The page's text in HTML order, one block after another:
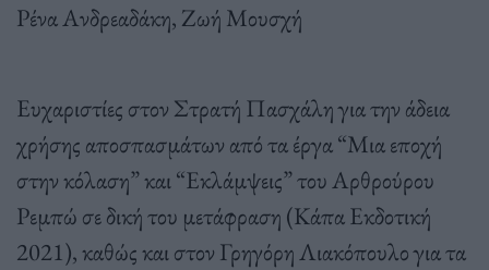
Ρένα Ανδρεαδάκη, Ζωή Μουσχή
Ευχαριστίες στον Στρατή Πασχάλη για την άδεια
χρήσης αποσπασμάτων από τα έργα “Μια εποχή
στην κόλαση” και “Εκλάμψεις” του Αρθρούρου
Ρεμπώ σε δική του μετάφραση (Κάπα Εκδοτική
2021), καθώς και στον Γρηγόρη Λιακόπουλο για τα